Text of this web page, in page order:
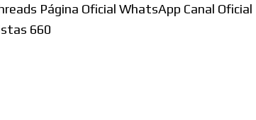
Página Oficial WhatsApp Canal Oficial
660